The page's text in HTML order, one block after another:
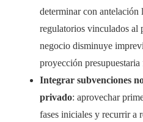
determinar con antelación
regulatorios vinculados al
negocio disminuye
proyección presupuestaria
Integrar subvenciones
privado: aprovechar
fases iniciales y recurrir a